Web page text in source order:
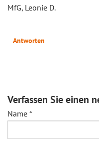
MfG, Leonie D.
Antworten
Verfassen Sie einen
Name *